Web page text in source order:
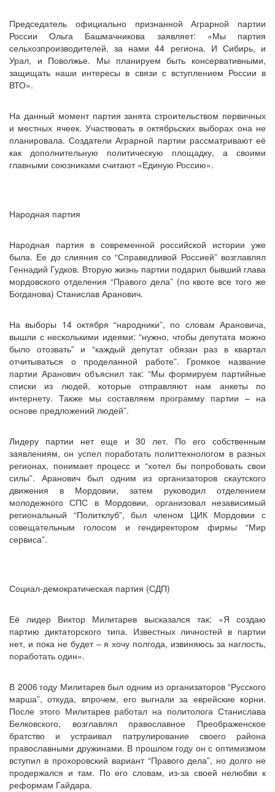
Председатель официально признанной Аграрной партии
России Ольга Башмачникова заявляет: «Мы партия
сельхозпроизводителей, за нами 44 региона. И Сибирь, и
Урал, и Поволжье. Мы планируем быть консервативными,
защищать наши интересы в связи с вступлением России в
ВТО».
На данный момент партия занята строительством первичных
и местных ячеек. Участвовать в октябрьских выборах она не
планировала. Создатели Аграрной партии рассматривают её
как дополнительную политическую площадку, а своими
главными союзниками считают «Единую Россию».
Народная партия
Народная партия в современной российской истории уже
была. Ее до слияния со “Справедливой Россией” возглавлял
Геннадий Гудков. Вторую жизнь партии подарил бывший глава
мордовского отделения “Правого дела” (по квоте все того же
Богданова) Станислав Аранович.
На выборы 14 октября “народники”, по словам Арановича,
вышли с несколькими идеями: “нужно, чтобы депутата можно
было отозвать” и “каждый депутат обязан раз в квартал
отчитываться о проделанной работе”. Громкое название
партии Аранович объяснил так: “Мы формируем партийные
списки из людей, которые отправляют нам анкеты по
интернету. Также мы составляем программу партии – на
основе предложений людей”.
Лидеру партии нет еще и 30 лет. По его собственным
заявлениям, он успел поработать политтехнологом в разных
регионах, понимает процесс и “хотел бы попробовать свои
силы”. Аранович был одним из организаторов скаутского
движения в Мордовии, затем руководил отделением
молодежного СПС в Мордовии, организовал независимый
региональный “Политклуб”, был членом ЦИК Мордовии с
совещательным голосом и гендиректором фирмы “Мир
сервиса”.
Социал-демократическая партия (СДП)
Её лидер Виктор Милитарев высказался так: «Я создаю
партию диктаторского типа. Известных личностей в партии
нет, и пока не будет – я хочу полгода, извиняюсь за наглость,
поработать один».
В 2006 году Милитарев был одним из организаторов “Русского
марша”, откуда, впрочем, его выгнали за еврейские корни.
После этого Милитарев работал на политолога Станислава
Белковского, возглавлял православное Преображенское
братство и устраивал патрулирование своего района
православными дружинами. В прошлом году он с оптимизмом
вступил в прохоровский вариант “Правого дела”, но долго не
продержался и там. По его словам, из-за своей нелюбви к
реформам Гайдара.